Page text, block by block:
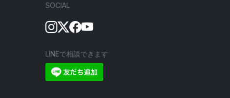
SOCIAL
LINEで相談できます